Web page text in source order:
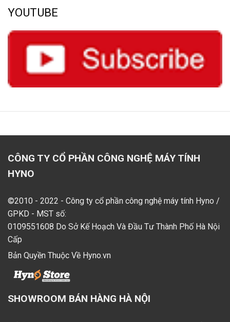
YOUTUBE
CÔNG TY CỔ PHẦN CÔNG NGHỆ MÁY TÍNH
HYNO
©2010 - 2022 - Công ty cổ phần công nghệ máy tính Hyno /
GPKD - MST số:
0109551608 Do Sở Kế Hoạch Và Đầu Tư Thành Phố Hà Nội
Cấp
Bản Quyền Thuộc Về Hyno.vn
SHOWROOM BÁN HÀNG HÀ NỘI